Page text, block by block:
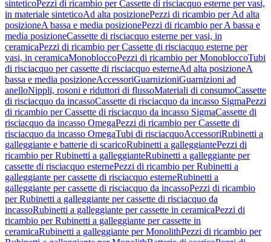
sinteticoPezzi di ricambio per Cassette di risciacquo esterne per vasi,
in materiale sinteticoAd alta posizionePezzi di ricambio per Ad alta
posizioneA bassa e media posizionePezzi di ricambio per A bassa e
media posizioneCassette di risciacquo esterne per vasi, in
ceramicaPezzi di ricambio per Cassette di risciacquo esterne per
vasi, in ceramicaMonobloccoPezzi di ricambio per MonobloccoTubi
di risciacquo per cassette di risciacquo esterneAd alta posizioneA
bassa e media posizioneAccessoriGuarnizioniGuarnizioni ad
anelloNippli, rosoni e riduttori di flussoMateriali di consumoCassette
di risciacquo da incassoCassette di risciacquo da incasso SigmaPezzi
di ricambio per Cassette di risciacquo da incasso SigmaCassette di
risciacquo da incasso OmegaPezzi di ricambio per Cassette di
risciacquo da incasso OmegaTubi di risciacquoAccessoriRubinetti a
galleggiante e batterie di scaricoRubinetti a galleggiantePezzi di
ricambio per Rubinetti a galleggianteRubinetti a galleggiante per
cassette di risciacquo esternePezzi di ricambio per Rubinetti a
galleggiante per cassette di risciacquo esterneRubinetti a
galleggiante per cassette di risciacquo da incassoPezzi di ricambio
per Rubinetti a galleggiante per cassette di risciacquo da
incassoRubinetti a galleggiante per cassette in ceramicaPezzi di
ricambio per Rubinetti a galleggiante per cassette in
ceramicaRubinetti a galleggiante per MonolithPezzi di ricambio per